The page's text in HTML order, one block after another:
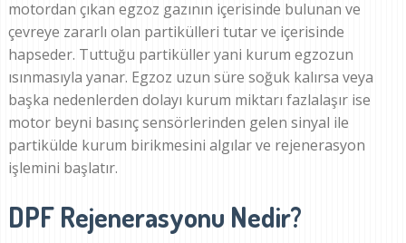
motordan çıkan egzoz gazının içerisinde bulunan ve
çevreye zararlı olan partikülleri tutar ve içerisinde
hapseder. Tuttuğu partiküller yani kurum egzozun
ısınmasıyla yanar. Egzoz uzun süre soğuk kalırsa veya
başka nedenlerden dolayı kurum miktarı fazlalaşır ise
motor beyni basınç sensörlerinden gelen sinyal ile
partikülde kurum birikmesini algılar ve rejenerasyon
işlemini başlatır.
DPF Rejenerasyonu Nedir?